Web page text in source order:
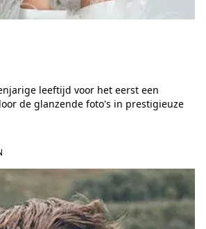
leeftijd voor het eerst een
de glanzende foto's in prestigieuze